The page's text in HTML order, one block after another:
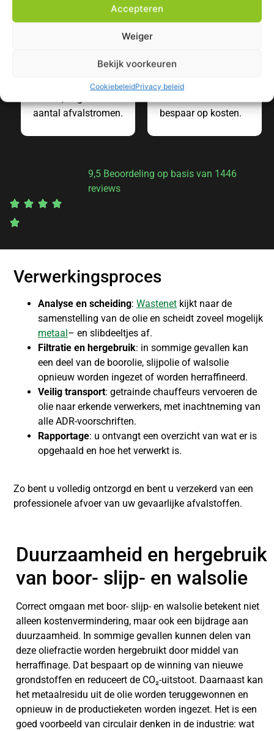
Accepteren
Weiger
Bekijk voorkeuren
CookiebeleidPrivacy beleid
Transparantie in
aantal afvalstromen.
Gratis afvalscan
Optimaliseer je
bespaar op kosten.
9,5 Beoordeling op basis van 1446
reviews
Verwerkingsproces
Analyse en scheiding: Wastenet kijkt naar de
samenstelling van de olie en scheidt zoveel mogelijk
metaal– en slibdeeltjes af.
Filtratie en hergebruik: in sommige gevallen kan
een deel van de boorolie, slijpolie of walsolie
opnieuw worden ingezet of worden herraffineerd.
Veilig transport: getrainde chauffeurs vervoeren de
olie naar erkende verwerkers, met inachtneming van
alle ADR-voorschriften.
Rapportage: u ontvangt een overzicht van wat er is
opgehaald en hoe het verwerkt is.
Zo bent u volledig ontzorgd en bent u verzekerd van een
professionele afvoer van uw gevaarlijke afvalstoffen.
Duurzaamheid en hergebruik
van boor- slijp- en walsolie
Correct omgaan met boor- slijp- en walsolie betekent niet
alleen kostenvermindering, maar ook een bijdrage aan
duurzaamheid. In sommige gevallen kunnen delen van
deze oliefractie worden hergebruikt door middel van
herraffinage. Dat bespaart op de winning van nieuwe
grondstoffen en reduceert de CO₂-uitstoot. Daarnaast kan
het metaalresidu uit de olie worden teruggewonnen en
opnieuw in de productieketen worden ingezet. Het is een
goed voorbeeld van circulair denken in de industrie: wat